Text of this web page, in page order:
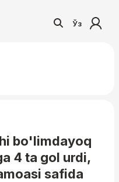
Ўз
bo'limdayoq
4 ta gol urdi,
safida